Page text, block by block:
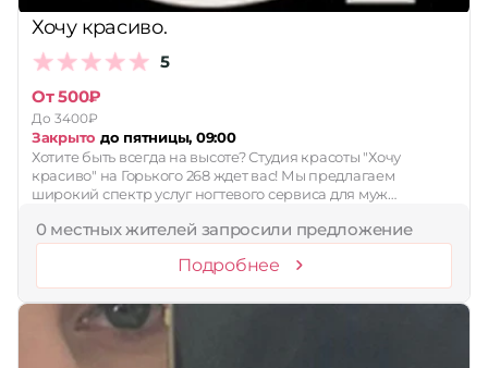
Хочу красиво.
5
От 500₽
До 3400₽
Закрыто до пятницы, 09:00
Хотите быть всегда на высоте? Студия красоты "Хочу
красиво" на Горького 268 ждет вас! Мы предлагаем
широкий спектр услуг ногтевого сервиса для муж…
0 местных жителей запросили предложение
Подробнее